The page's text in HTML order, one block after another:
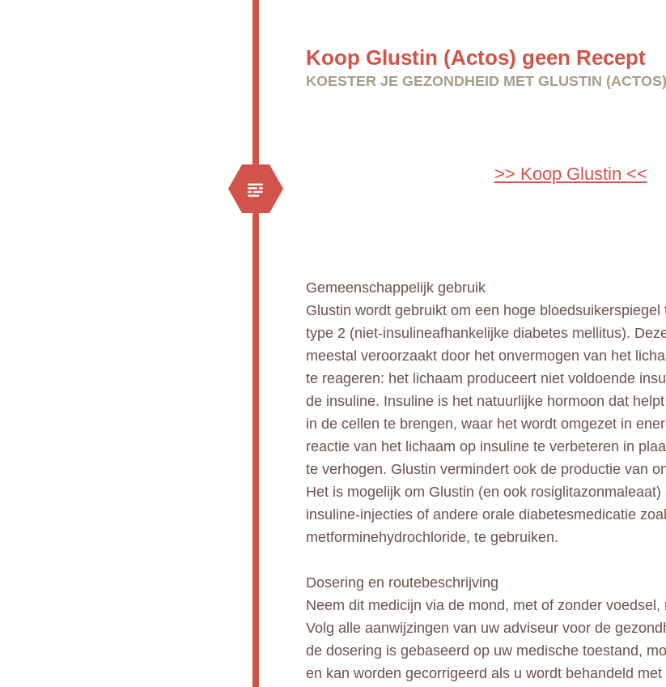
Koop Glustin (Actos) geen Recept
KOESTER JE GEZONDHEID MET GLUSTIN (ACTOS)
>> Koop Glustin <<
Gemeenschappelijk gebruik
Glustin wordt gebruikt om een hoge
type 2 (niet-insulineafhankelijke diabetes mellitus).
meestal veroorzaakt door het onvermogen van het
te reageren: het lichaam produceert niet voldoende
de insuline. Insuline is het natuurlijke hormoon dat
in de cellen te brengen, waar het wordt omgezet in
reactie van het lichaam op insuline te verbeteren in
te verhogen. Glustin vermindert ook de productie van
Het is mogelijk om Glustin (en ook
insuline-injecties of andere orale diabetesmedicatie
metforminehydrochloride, te gebruiken.
Dosering en routebeschrijving
Neem dit medicijn via de mond, met of zonder
Volg alle aanwijzingen van uw adviseur voor de
de dosering is gebaseerd op uw medische toestand,
en kan worden gecorrigeerd als u wordt behandeld